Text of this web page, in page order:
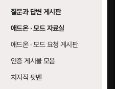
질문과 답변 게시판
애드온 · 모드 자료실
애드온 · 모드 요청 게시판
인증 게시물 모음
치지직 팟벤